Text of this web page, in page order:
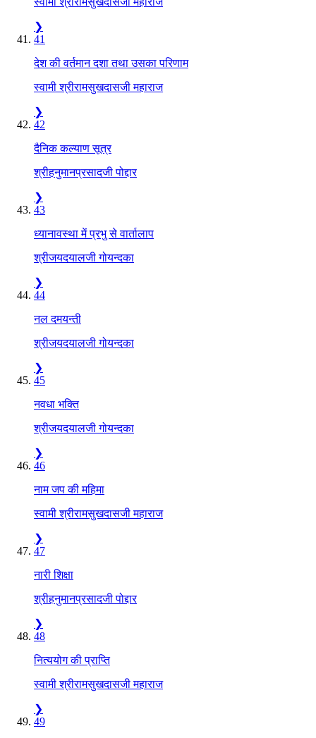
❯
41
देश की वर्तमान दशा तथा उसका परिणाम
स्वामी श्रीरामसुखदासजी महाराज
❯
42
दैनिक कल्याण सूत्र
श्रीहनुमानप्रसादजी पोद्दार
❯
43
ध्यानावस्था में प्रभु से वार्तालाप
श्रीजयदयालजी गोयन्दका
❯
44
नल दमयन्ती
श्रीजयदयालजी गोयन्दका
❯
45
नवधा भक्ति
श्रीजयदयालजी गोयन्दका
❯
46
नाम जप की महिमा
स्वामी श्रीरामसुखदासजी महाराज
❯
47
नारी शिक्षा
श्रीहनुमानप्रसादजी पोद्दार
❯
48
नित्ययोग की प्राप्ति
स्वामी श्रीरामसुखदासजी महाराज
❯
49